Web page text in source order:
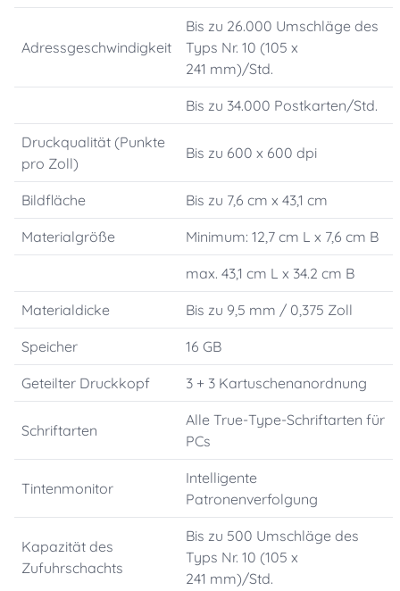
Adressgeschwindigkeit
Bis zu 26.000 Umschläge des
Typs Nr. 10 (105 x
241 mm)/Std.
Bis zu 34.000 Postkarten/Std.
Druckqualität (Punkte
pro Zoll)
Bis zu 600 x 600 dpi
Bildfläche Bis zu 7,6 cm x 43,1 cm
Materialgröße Minimum: 12,7 cm L x 7,6 cm B
max. 43,1 cm L x 34.2 cm B
Materialdicke Bis zu 9,5 mm / 0,375 Zoll
Speicher 16 GB
Geteilter Druckkopf 3 + 3 Kartuschenanordnung
Schriftarten
Alle True-Type-Schriftarten für
PCs
Tintenmonitor
Intelligente
Patronenverfolgung
Kapazität des
Zufuhrschachts
Bis zu 500 Umschläge des
Typs Nr. 10 (105 x
241 mm)/Std.